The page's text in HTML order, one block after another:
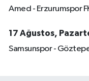
Amed - Erzurumspor
17 Ağustos,
Samsunspor -